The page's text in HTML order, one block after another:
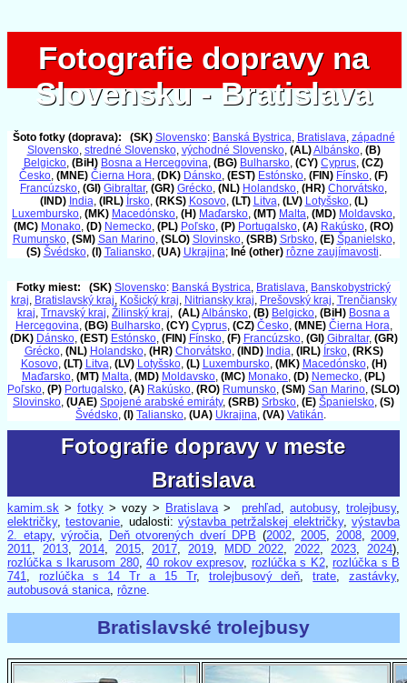
Fotografie dopravy na
Slovensku - Bratislava
Fotografie dopravy na
Slovensku - Bratislava
Šoto fotky (doprava): (SK) Slovensko: Banská Bystrica, Bratislava, západné
Slovensko, stredné Slovensko, východné Slovensko, (AL)Albánsko, (B)
Belgicko, (BiH) Bosna a Hercegovina, (BG) Bulharsko, (CY) Cyprus, (CZ)
Česko, (MNE) Čierna Hora, (DK) Dánsko, (EST) Estónsko, (FIN) Fínsko, (F)
Francúzsko, (GI) Gibraltar, (GR) Grécko, (NL) Holandsko, (HR) Chorvátsko,
(IND) India, (IRL) Írsko, (RKS) Kosovo, (LT) Litva, (LV) Lotyšsko, (L)
Luxembursko, (MK) Macedónsko, (H) Maďarsko, (MT) Malta, (MD) Moldavsko,
(MC) Monako, (D) Nemecko, (PL) Poľsko, (P) Portugalsko, (A) Rakúsko, (RO)
Rumunsko, (SM) San Marino, (SLO) Slovinsko, (SRB) Srbsko, (E) Španielsko,
(S) Švédsko, (I) Taliansko, (UA) Ukrajina; Iné (other) rôzne zaujímavosti.
Fotky miest: (SK) Slovensko: Banská Bystrica, Bratislava, Banskobystrický
kraj, Bratislavský kraj, Košický kraj, Nitriansky kraj, Prešovský kraj, Trenčiansky
kraj, Trnavský kraj, Žilinský kraj, (AL)Albánsko, (B) Belgicko, (BiH) Bosna a
Hercegovina, (BG) Bulharsko, (CY) Cyprus, (CZ) Česko, (MNE) Čierna Hora,
(DK) Dánsko, (EST) Estónsko, (FIN) Fínsko, (F) Francúzsko, (GI) Gibraltar, (GR)
Grécko, (NL) Holandsko, (HR) Chorvátsko, (IND) India, (IRL) Írsko, (RKS)
Kosovo, (LT) Litva, (LV) Lotyšsko, (L) Luxembursko, (MK) Macedónsko, (H)
Maďarsko, (MT) Malta, (MD) Moldavsko, (MC) Monako, (D) Nemecko, (PL)
Poľsko, (P) Portugalsko, (A) Rakúsko, (RO) Rumunsko, (SM) San Marino, (SLO)
Slovinsko, (UAE) Spojené arabské emiráty, (SRB) Srbsko, (E) Španielsko, (S)
Švédsko, (I) Taliansko, (UA) Ukrajina, (VA) Vatikán.
Fotografie dopravy v meste
Bratislava
Fotografie dopravy v meste
Bratislava
kamim.sk > fotky > vozy > Bratislava> prehľad, autobusy, trolejbusy,
električky,testovanie, udalosti:výstavba petržalskej električky,výstavba
2. etapy, výročia, Deň otvorených dverí DPB (2002, 2005, 2008, 2009,
2011, 2013, 2014, 2015, 2017, 2019, MDD 2022, 2022, 2023, 2024),
rozlúčka s Ikarusom 280, 40 rokov expresov, rozlúčka s K2, rozlúčka s B
741, rozlúčka s 14 Tr a 15 Tr, trolejbusový deň,trate,zastávky,
autobusová stanica, rôzne.
Bratislavské trolejbusy